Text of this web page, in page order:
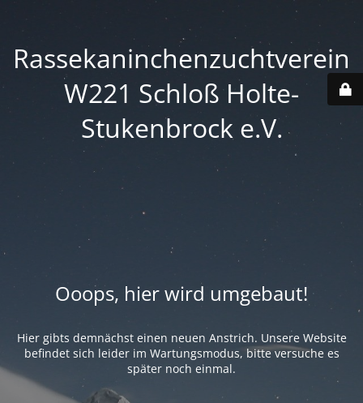
Rassekaninchenzuchtverein
W221 Schloß Holte-
Stukenbrock e.V.
Ooops, hier wird umgebaut!
Hier gibts demnächst einen neuen Anstrich. Unsere Website
befindet sich leider im Wartungsmodus, bitte versuche es
später noch einmal.